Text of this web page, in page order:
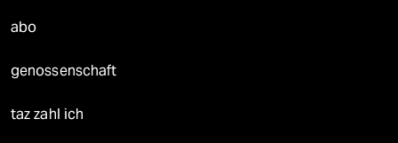
abo
genossenschaft
taz zahl ich